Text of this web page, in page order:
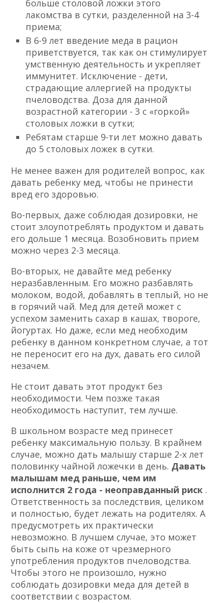
больше столовой ложки этого
лакомства в сутки, разделенной на 3-4
приема;
В 6-9 лет введение меда в рацион
приветствуется, так как он стимулирует
умственную деятельность и укрепляет
иммунитет. Исключение - дети,
страдающие аллергией на продукты
пчеловодства. Доза для данной
возрастной категории - 3 с «горкой»
столовых ложки в сутки;
Ребятам старше 9-ти лет можно давать
до 5 столовых ложек в сутки.
Не менее важен для родителей вопрос, как
давать ребенку мед, чтобы не принести
вред его здоровью.
Во-первых, даже соблюдая дозировки, не
стоит злоупотреблять продуктом и давать
его дольше 1 месяца. Возобновить прием
можно через 2-3 месяца.
Во-вторых, не давайте мед ребенку
неразбавленным. Его можно разбавлять
молоком, водой, добавлять в теплый, но не
в горячий чай. Мед для детей может с
успехом заменить сахар в кашах, твороге,
йогуртах. Но даже, если мед необходим
ребенку в данном конкретном случае, а тот
не переносит его на дух, давать его силой
незачем.
Не стоит давать этот продукт без
необходимости. Чем позже такая
необходимость наступит, тем лучше.
В школьном возрасте мед принесет
ребенку максимальную пользу. В крайнем
случае, можно дать малышу старше 2-х лет
половинку чайной ложечки в день. Давать
малышам мед раньше, чем им
исполнится 2 года - неоправданный риск .
Ответственность за последствия, целиком
и полностью, будет лежать на родителях. А
предусмотреть их практически
невозможно. В лучшем случае, это может
быть сыпь на коже от чрезмерного
употребления продуктов пчеловодства.
Чтобы этого не произошло, нужно
соблюдать дозировки меда для детей в
соответствии с возрастом.